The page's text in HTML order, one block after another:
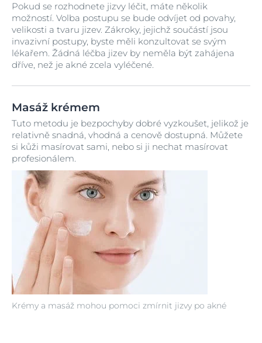
Pokud se rozhodnete jizvy léčit, máte několik
možností. Volba postupu se bude odvíjet od povahy,
velikosti a tvaru jizev. Zákroky, jejichž součástí jsou
invazivní postupy, byste měli konzultovat se svým
lékařem. Žádná léčba jizev by neměla být zahájena
dříve, než je akné zcela vyléčené.
Masáž krémem
Krémy a masáž mohou pomoci zmírnit jizvy po akné
Tuto metodu je bezpochyby dobré vyzkoušet, jelikož je
relativně snadná, vhodná a cenově dostupná. Můžete
si kůži masírovat sami, nebo si ji nechat masírovat
profesionálem.